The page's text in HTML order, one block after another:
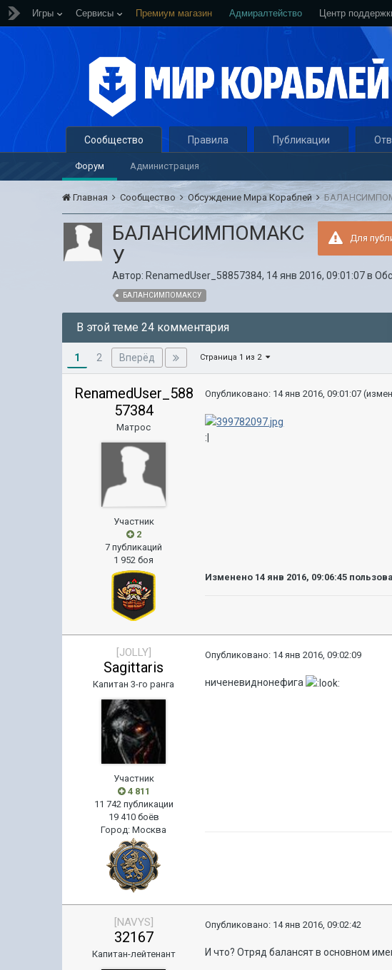
Игры Сервисы Премиум магазин Адмиралтейство Центр
Сообщество
Форум Администрация
Правила Публикации
Главная Сообщество Обсуждение Мира Кораблей
Для
БАЛАНСИМПОМАКС
У
Автор: RenamedUser_58857384, 14 янв 2016, 09:01:07в
БАЛАНСИМПОМАКСУ
В этой теме 24 комментария
1 2 Вперёд Страница 1 из 2
RenamedUser_588
57384
Матрос
Участник
2
7 публикаций
1 952 боя
Опубликовано: 14 янв 2016, 09:01:07
:|
Изменено 14 янв 2016, 09:06:45
[JOLLY]
Sagittaris
Капитан 3-го ранга
Участник
4 811
11 742 публикации
19 410 боёв
Город:Москва
Опубликовано: 14 янв 2016, 09:02:09
ниченевиднонефига
[NAVYS]
32167
Капитан-лейтенант
Опубликовано: 14 янв 2016, 09:02:42
И что? Отряд балансят в основном